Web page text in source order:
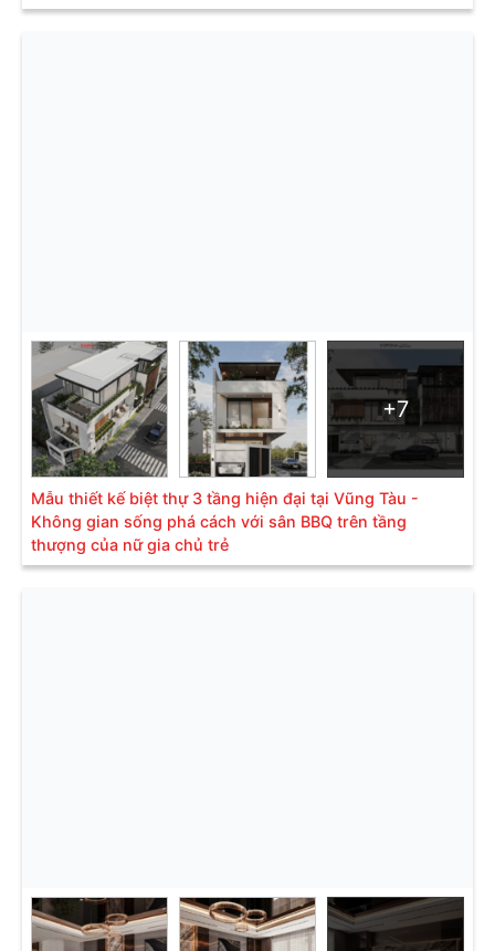
+7
Mẫu thiết kế biệt thự 3 tầng hiện đại tại Vũng Tàu -
Không gian sống phá cách với sân BBQ trên tầng
thượng của nữ gia chủ trẻ